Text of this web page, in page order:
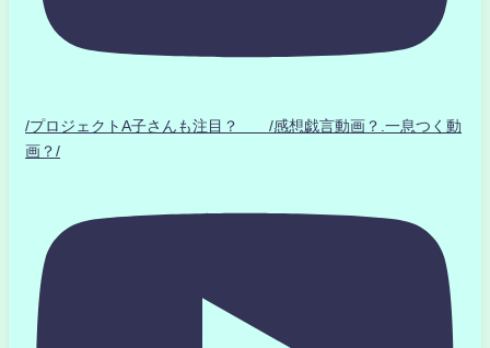
/プロジェクトA子さんも注目？ /感想戯言動画？.一息つく動
画？/